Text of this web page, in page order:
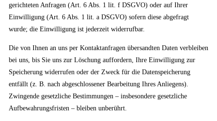
gerichteten Anfragen (Art. 6 Abs. 1 lit. f DSGVO) oder auf Ihrer
Einwilligung (Art. 6 Abs. 1 lit. a DSGVO) sofern diese abgefragt
wurde; die Einwilligung ist jederzeit widerrufbar.
Die von Ihnen an uns per Kontaktanfragen übersandten Daten verbleiben
bei uns, bis Sie uns zur Löschung auffordern, Ihre Einwilligung zur
Speicherung widerrufen oder der Zweck für die Datenspeicherung
entfällt (z. B. nach abgeschlossener Bearbeitung Ihres Anliegens).
Zwingende gesetzliche Bestimmungen – insbesondere gesetzliche
Aufbewahrungsfristen – bleiben unberührt.